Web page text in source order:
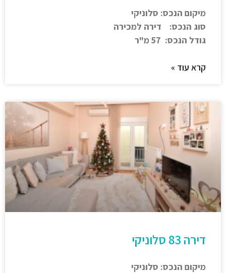
מיקום הנכס: סלוניקי
סוג הנכס: דירה למכירה
גודל הנכס: 57 מ"ר
קרא עוד »
דירה 83 סלוניקי
מיקום הנכס: סלוניקי